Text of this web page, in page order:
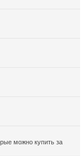
можно купить за